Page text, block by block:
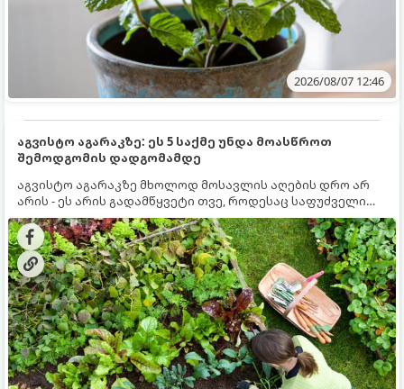
2026/08/07 12:46
აგვისტო აგარაკზე: ეს 5 საქმე უნდა მოასწროთ
შემოდგომის დადგომამდე
აგვისტო აგარაკზე მხოლოდ მოსავლის აღების დრო არ
არის - ეს არის გადამწყვეტი თვე, როდესაც საფუძველი
ეყრება მომავალი წლის მოსავალს და ბაღი მზადდება
შემოდგომა-ზამთრის სეზონისთვის. იმისათვის, რომ
ნიადაგმა ენერგია აღიდგინოს, ხოლო მცენარეებმა
ზამთარს გაუძლონ, აგვისტოს ბოლომდე 5
მნიშვნელოვანი საქმის გაკეთება უნდა მოასწროთ: